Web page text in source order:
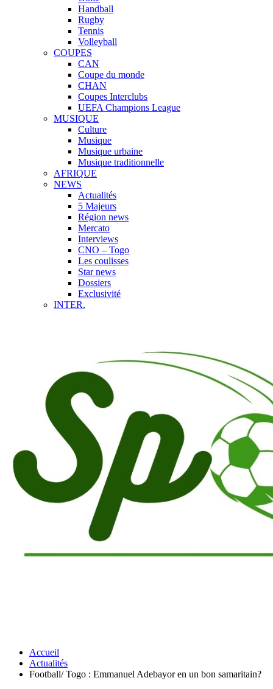
Handball
Rugby
Tennis
Volleyball
COUPES
CAN
Coupe du monde
CHAN
Coupes Interclubs
UEFA Champions League
MUSIQUE
Culture
Musique
Musique urbaine
Musique traditionnelle
AFRIQUE
NEWS
Actualités
5 Majeurs
Région news
Mercato
Interviews
CNO – Togo
Les coulisses
Star news
Dossiers
Exclusivité
INTER.
Accueil
Actualités
Football/ Togo : Emmanuel Adebayor en un bon samaritain?